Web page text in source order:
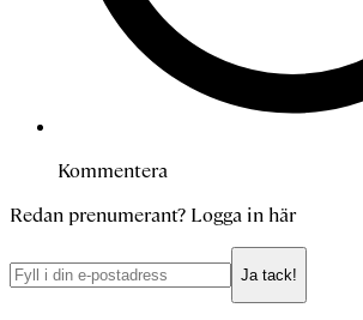
Kommentera
Redan prenumerant? Logga in här
Ja tack!